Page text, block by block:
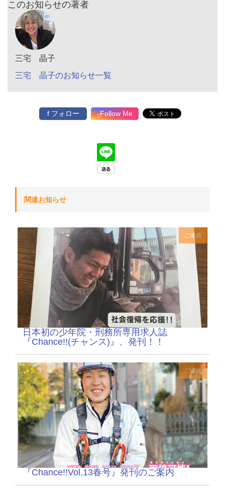
このお知らせの著者
三宅 晶子
三宅 晶子のお知らせ一覧
f フォロー Follow Me
関連お知らせ
ご連絡
日本初の少年院・刑務所専用求人誌
『Chance!!(チャンス)』、発刊！！
ご連絡
『Chance!!Vol.13春号』発刊のご案内